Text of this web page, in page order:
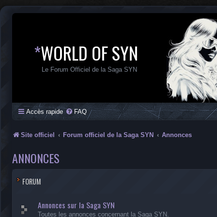
*WORLD OF SYN
Le Forum Officiel de la Saga SYN
Accès rapide FAQ
Site officiel Forum officiel de la Saga SYN Annonces
ANNONCES
FORUM
Annonces sur la Saga SYN
Toutes les annonces concernant la Saga SYN.